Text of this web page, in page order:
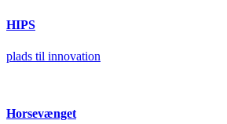
HIPS
plads til innovation
Horsevænget